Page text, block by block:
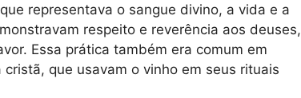
representava o sangue divino, a vida e a
respeito e reverência aos deuses,
Essa prática também era comum em
que usavam o vinho em seus rituais